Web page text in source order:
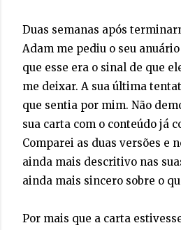
Duas semanas após
Adam me pediu o seu
que esse era o sinal de que
me deixar. A sua última
que sentia por mim. Não
sua carta com o conteúdo já
Comparei as duas versões e
ainda mais descritivo nas
ainda mais sincero sobre o
Por mais que a carta